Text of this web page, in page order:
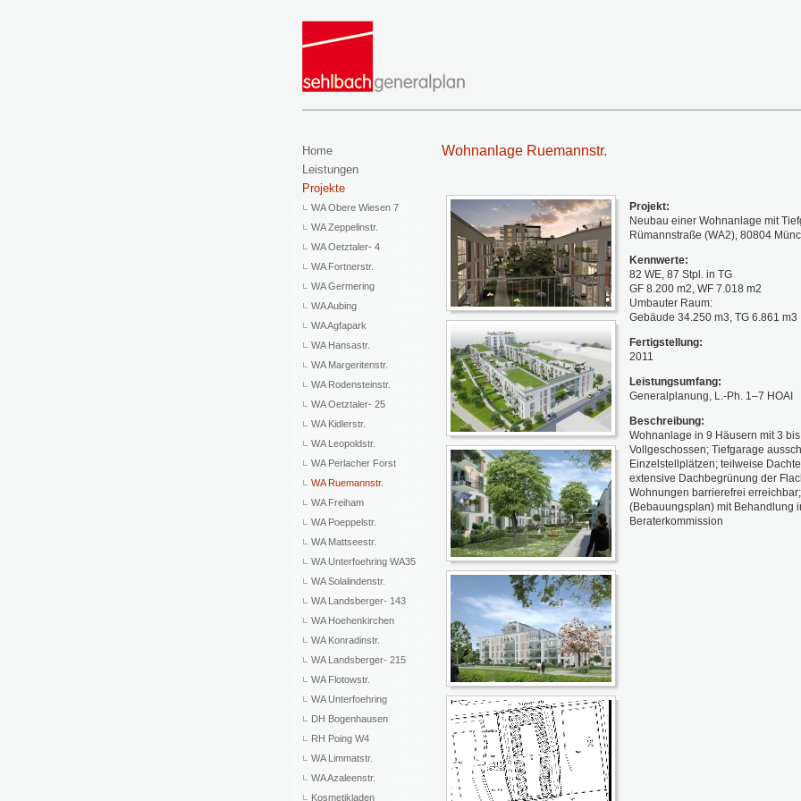
Home
Leistungen
Projekte
WA Obere Wiesen 7
WA Zeppelinstr.
WA Oetztaler- 4
WA Fortnerstr.
WA Germering
WA Aubing
WA Agfapark
WA Hansastr.
WA Margeritenstr.
WA Rodensteinstr.
WA Oetztaler- 25
WA Kidlerstr.
WA Leopoldstr.
WA Perlacher Forst
WA Ruemannstr.
WA Freiham
WA Poeppelstr.
WA Mattseestr.
WA Unterfoehring WA35
WA Solalindenstr.
WA Landsberger- 143
WA Hoehenkirchen
WA Konradinstr.
WA Landsberger- 215
WA Flotowstr.
WA Unterfoehring
DH Bogenhausen
RH Poing W4
WA Limmatstr.
WA Azaleenstr.
Kosmetikladen
Wohnanlage Ruemannstr.
Projekt:
Neubau einer Wohnanlage mit
Rümannstraße (WA2), 80804
Kennwerte:
82 WE, 87 Stpl. in TG
GF 8.200 m2, WF 7.018 m2
Umbauter Raum:
Gebäude 34.250 m3, TG 6.861 m3
Fertigstellung:
2011
Leistungsumfang:
Generalplanung, L.-Ph. 1–7 HOAI
Beschreibung:
Wohnanlage in 9 Häusern mit 3 bis
Vollgeschossen; Tiefgarage
Einzelstellplätzen; teilweise
extensive Dachbegrünung der
Wohnungen barrierefrei
(Bebauungsplan) mit Behandlung
Beraterkommission